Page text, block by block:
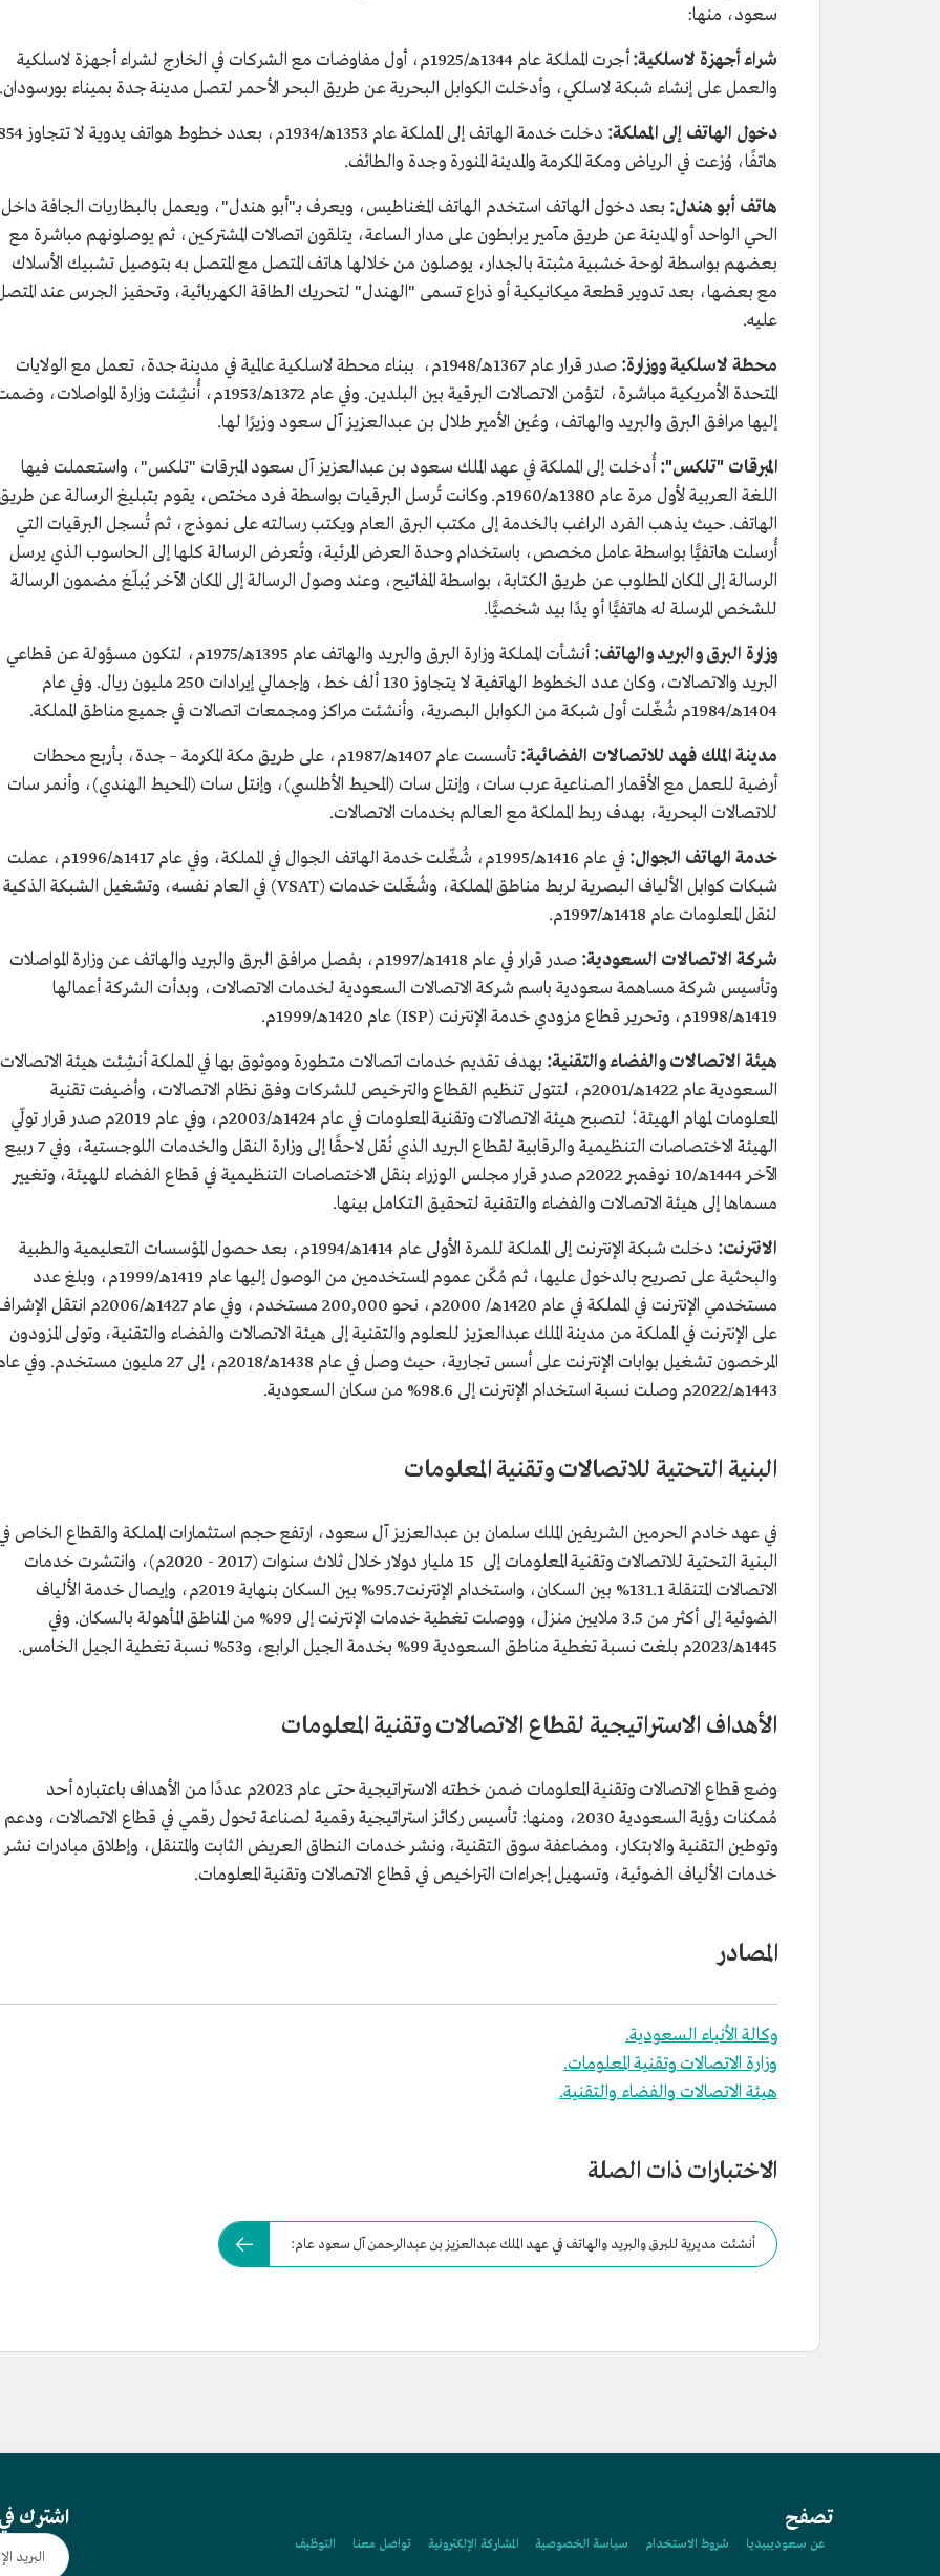
سعود، منها:
شراء أجهزة لاسلكية:
أجرت المملكة عام 1344هـ/1925م، أول مفاوضات مع الشركات في الخارج لشراء أجهزة لاسلكية
والعمل على إنشاء شبكة لاسلكي، وأدخلت الكوابل البحرية عن طريق البحر الأحمر لتصل مدينة جدة بميناء بورسودان.
دخول الهاتف إلى المملكة:
دخلت خدمة الهاتف إلى المملكة عام 1353هـ/1934م، بعدد خطوط
هاتفًا، وُزعت في الرياض ومكة المكرمة والمدينة المنورة وجدة والطائف.
هاتف أبو هندل: بعد دخول الهاتف استخدم الهاتف المغناطيس، ويعرف بـ"أبو هندل"، ويعمل بالبطاريات الجافة داخل
الحي الواحد أو المدينة عن طريق مآمير يرابطون على مدار الساعة، يتلقون اتصالات المشتركين، ثم يوصلونهم مباشرة مع
بعضهم بواسطة لوحة خشبية مثبتة بالجدار، يوصلون من خلالها هاتف المتصل مع المتصل به بتوصيل تشبيك الأسلاك
مع بعضها، بعد تدوير قطعة ميكانيكية أو ذراع تسمى "الهندل" لتحريك الطاقة الكهربائية، وتحفيز الجرس عند
عليه.
محطة لاسلكية ووزارة:
صدر قرار عام 1367هـ/1948م، ببناء محطة لاسلكية عالمية في مدينة جدة، تعمل مع الولايات
المتحدة الأمريكية مباشرة، لتؤمن الاتصالات البرقية بين البلدين. وفي عام 1372هـ/1953م، أُنشِئت وزارة المواصلات،
إليها مرافق البرق والبريد والهاتف، وعُين الأمير طلال بن عبدالعزيز آل سعود وزيرًا لها.
المبرقات "تلكس": أُدخلت إلى المملكة في عهد الملك سعود بن عبدالعزيز آل سعود المبرقات "تلكس"، واستعملت فيها
اللغة العربية لأول مرة عام 1380هـ/1960م. وكانت تُرسل البرقيات بواسطة فرد مختص، يقوم بتبليغ الرسالة عن
الهاتف. حيث يذهب الفرد الراغب بالخدمة إلى مكتب البرق العام ويكتب رسالته على نموذج، ثم تُسجل البرقيات التي
أُرسلت هاتفيًّا بواسطة عامل مخصص، باستخدام وحدة العرض المرئية، وتُعرض الرسالة كلها إلى الحاسوب الذي يرسل
الرسالة إلى المكان المطلوب عن طريق الكتابة، بواسطة المفاتيح، وعند وصول الرسالة إلى المكان الآخر يُبلّغ مضمون الرسالة
للشخص المرسلة له هاتفيًّا أو يدًا بيد شخصيًّا.
وزارة البرق والبريد والهاتف:
أنشأت المملكة وزارة البرق والبريد والهاتف عام 1395هـ/1975م، لتكون مسؤولة عن قطاعي
البريد والاتصالات، وكان عدد الخطوط الهاتفية لا يتجاوز 130 ألف خط، وإجمالي إيرادات 250 مليون ريال. وفي عام
1404هـ/1984م شُغّلت أول شبكة من الكوابل البصرية، وأنشئت مراكز ومجمعات اتصالات في جميع مناطق المملكة.
مدينة الملك فهد للاتصالات الفضائية:
تأسست عام 1407هـ/1987م، على طريق مكة المكرمة – جدة، بأربع محطات
أرضية للعمل مع الأقمار الصناعية عرب سات، وإنتل سات (المحيط الأطلسي)، وإنتل سات (المحيط الهندي)، وأنمر سات
للاتصالات البحرية، بهدف ربط المملكة مع العالم بخدمات الاتصالات.
خدمة الهاتف الجوال:
في عام 1416هـ/1995م، شُغّلت خدمة الهاتف الجوال في المملكة، وفي عام 1417هـ/1996م، عملت
شبكات كوابل الألياف البصرية لربط مناطق المملكة، وشُغّلت خدمات (VSAT) في العام نفسه، وتشغيل الشبكة الذكية
لنقل المعلومات عام 1418هـ/1997م.
شركة الاتصالات السعودية:
صدر قرار في عام 1418هـ/1997م، بفصل مرافق البرق والبريد والهاتف عن وزارة المواصلات
وتأسيس شركة مساهمة سعودية باسم شركة الاتصالات السعودية لخدمات الاتصالات، وبدأت الشركة أعمالها
1419هـ/1998م، وتحرير قطاع مزودي خدمة الإنترنت (ISP) عام 1420هـ/1999م.
هيئة الاتصالات والفضاء والتقنية: بهدف تقديم خدمات اتصالات متطورة وموثوق بها في المملكة أنشِئت هيئة الاتصالات
السعودية عام 1422هـ/2001م، لتتولى تنظيم القطاع والترخيص للشركات وفق نظام الاتصالات، وأضيفت تقنية
المعلومات لمهام الهيئة؛ لتصبح هيئة الاتصالات وتقنية المعلومات في عام 1424هـ/2003م، وفي عام 2019م صدر قرار تولّي
الهيئة الاختصاصات التنظيمية والرقابية لقطاع البريد الذي نُقل لاحقًا إلى وزارة النقل والخدمات اللوجستية، وفي 7 ربيع
الآخر 1444هـ/10 نوفمبر 2022م صدر قرار مجلس الوزراء بنقل الاختصاصات التنظيمية في قطاع الفضاء للهيئة، وتغيير
مسماها إلى هيئة الاتصالات والفضاء والتقنية لتحقيق التكامل بينها.
الانترنت:
دخلت شبكة الإنترنت إلى المملكة للمرة الأولى عام 1414هـ/1994م، بعد حصول المؤسسات التعليمية والطبية
والبحثية على تصريح بالدخول عليها، ثم مُكّن عموم المستخدمين من الوصول إليها عام 1419هـ/1999م، وبلغ عدد
مستخدمي الإنترنت في المملكة في عام 1420هـ/ 2000م، نحو 200,000 مستخدم، وفي عام 1427هـ/2006م انتقل
على الإنترنت في المملكة من مدينة الملك عبدالعزيز للعلوم والتقنية إلى هيئة الاتصالات والفضاء والتقنية، وتولى المزودون
المرخصون تشغيل بوابات الإنترنت على أسس تجارية، حيث وصل في عام 1438هـ/2018م، إلى 27 مليون مستخدم.
1443هـ/2022م وصلت نسبة استخدام الإنترنت إلى 98.6% من سكان السعودية.
البنية التحتية للاتصالات وتقنية المعلومات
في عهد خادم الحرمين الشريفين الملك سلمان بن عبدالعزيز آل سعود، ارتفع حجم استثمارات المملكة والقطاع الخاص
البنية التحتية للاتصالات وتقنية المعلومات إلى 15 مليار دولار خلال ثلاث سنوات (2017 - 2020م)، وانتشرت خدمات
الاتصالات المتنقلة 131.1% بين السكان، واستخدام الإنترنت 95.7% بين السكان بنهاية 2019م، وإيصال خدمة الألياف
الضوئية إلى أكثر من 3.5 ملايين منزل، ووصلت تغطية خدمات الإنترنت إلى 99% من المناطق المأهولة بالسكان. وفي
1445هـ/2023م بلغت نسبة تغطية مناطق السعودية 99% بخدمة الجيل الرابع، و53% نسبة تغطية الجيل الخامس.
الأهداف الاستراتيجية لقطاع الاتصالات وتقنية المعلومات
وضع قطاع الاتصالات وتقنية المعلومات ضمن خطته الاستراتيجية حتى عام 2023م عددًا من الأهداف باعتباره أحد
مُمكنات رؤية السعودية 2030، ومنها: تأسيس ركائز استراتيجية رقمية لصناعة تحول رقمي في قطاع الاتصالات، ودعم
وتوطين التقنية والابتكار، ومضاعفة سوق التقنية، ونشر خدمات النطاق العريض الثابت والمتنقل، وإطلاق مبادرات نشر
خدمات الألياف الضوئية، وتسهيل إجراءات التراخيص في قطاع الاتصالات وتقنية المعلومات.
المصادر
وكالة الأنباء السعودية.
وزارة الاتصالات وتقنية المعلومات.
هيئة الاتصالات والفضاء والتقنية.
الاختبارات ذات الصلة
أنشئت مديرية للبرق والبريد والهاتف في عهد الملك عبدالعزيز بن عبدالرحمن آل سعود عام:
تصفح
عن سعوديبيديا شروط الاستخدام سياسة الخصوصية المشاركة الإلكترونية تواصل معنا التوظيف
اشترك